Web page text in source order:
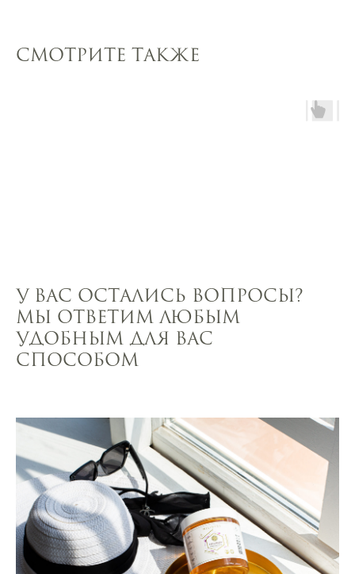
Смотрите также
У вас остались вопросы?
Мы ответим любым
удобным для вас
способом